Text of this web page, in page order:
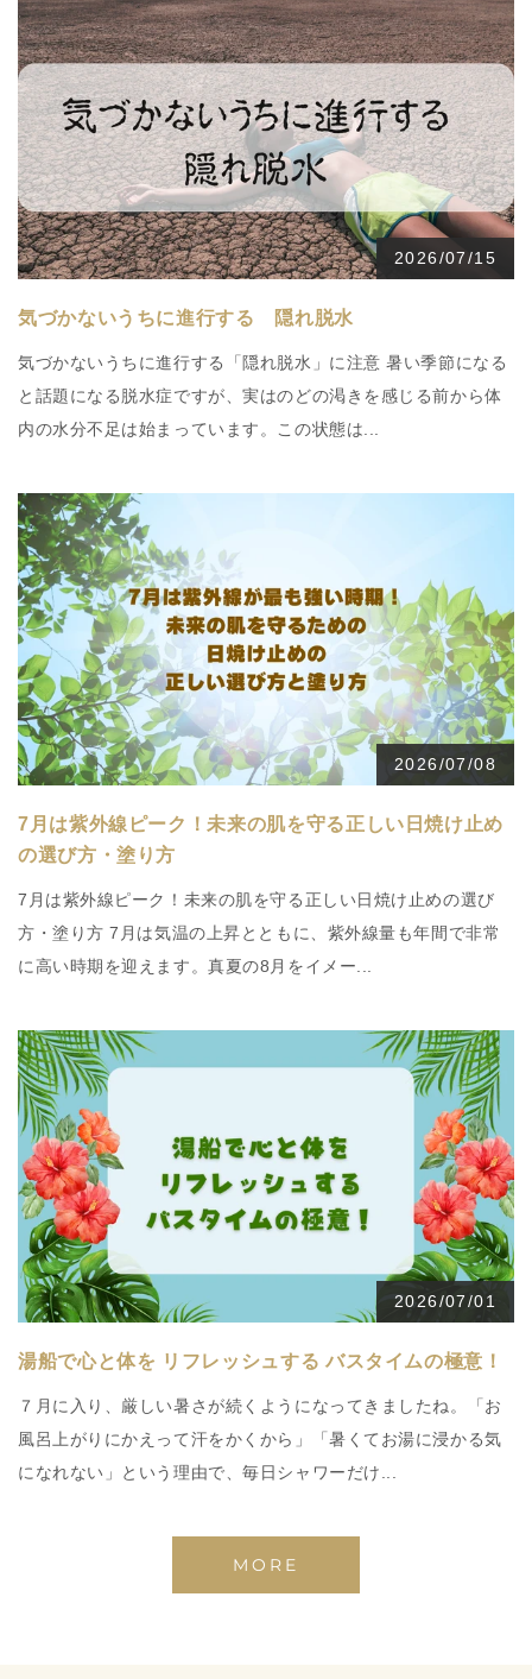
2026/07/15
気づかないうちに進行する 隠れ脱水
気づかないうちに進行する「隠れ脱水」に注意 暑い季節になる
と話題になる脱水症ですが、実はのどの渇きを感じる前から体
内の水分不足は始まっています。この状態は...
2026/07/08
7月は紫外線ピーク！未来の肌を守る正しい日焼け止め
の選び方・塗り方
7月は紫外線ピーク！未来の肌を守る正しい日焼け止めの選び
方・塗り方 7月は気温の上昇とともに、紫外線量も年間で非常
に高い時期を迎えます。真夏の8月をイメー...
2026/07/01
湯船で心と体を リフレッシュする バスタイムの極意！
７月に入り、厳しい暑さが続くようになってきましたね。「お
風呂上がりにかえって汗をかくから」「暑くてお湯に浸かる気
になれない」という理由で、毎日シャワーだけ...
MORE